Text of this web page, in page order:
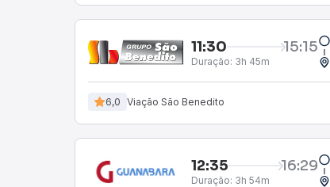
11:30 15:15
Duração: 3h 45m
6,0 Viação São Benedito
12:35 16:29
Duração: 3h 54m